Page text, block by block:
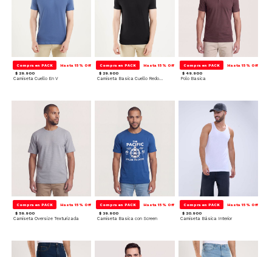
Compra en PACK Hasta 15% Off
$ 29.900
Camiseta Cuello En V
Compra en PACK Hasta 15% Off
$ 29.900
Camiseta Basica Cuello Redondo
Compra en PACK Hasta 15% Off
$ 49.900
Polo Basica
Compra en PACK Hasta 15% Off
$ 59.900
Camiseta Oversize Texturizada
Compra en PACK Hasta 15% Off
$ 39.900
Camiseta Basica con Screen
Compra en PACK Hasta 15% Off
$ 20.900
Camiseta Básica Interior